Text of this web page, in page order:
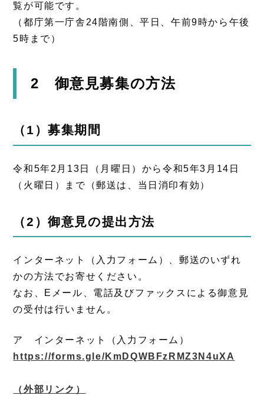
覧が可能です。
（都庁第一庁舎24階南側、平日、午前9時から午後
5時まで）
2 御意見募集の方法
（1）募集期間
令和5年2月13日（月曜日）から令和5年3月14日
（火曜日）まで（郵送は、当日消印有効）
（2）御意見の提出方法
インターネット（入力フォーム）、郵送のいずれ
かの方法でお寄せください。
なお、Eメール、電話及びファックスによる御意見
の受付は行いません。
ア インターネット（入力フォーム）
https://forms.gle/KmDQWBFzRMZ3N4uXA
（外部リンク）